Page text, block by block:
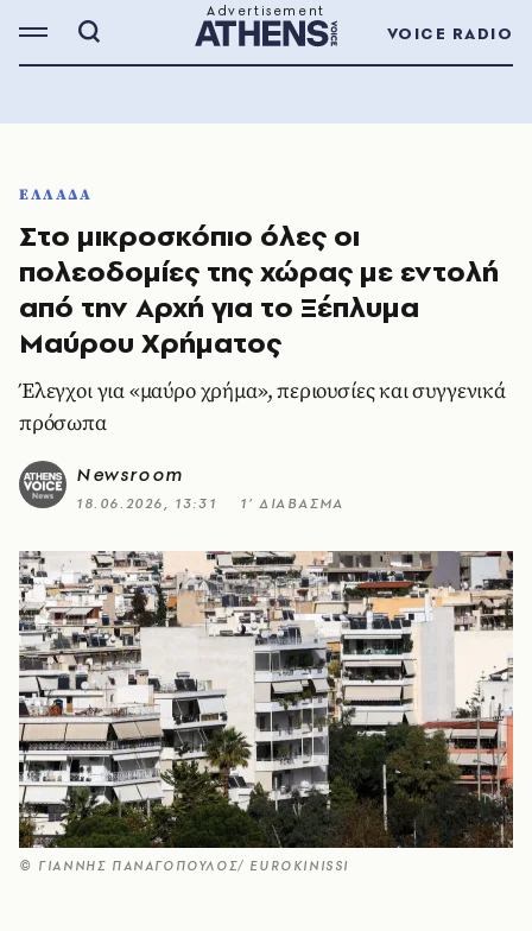
VOICE RADIO
ΕΛΛΑΔΑ
Στο μικροσκόπιο όλες οι
πολεοδομίες της χώρας με εντολή
από την Αρχή για το Ξέπλυμα
Μαύρου Χρήματος
Έλεγχοι για «μαύρο χρήμα», περιουσίες και συγγενικά
πρόσωπα
Newsroom
18.06.2026, 13:31 1’ ΔΙΑΒΑΣΜΑ
© ΓΙΑΝΝΗΣ ΠΑΝΑΓΟΠΟΥΛΟΣ/ EUROKINISSI